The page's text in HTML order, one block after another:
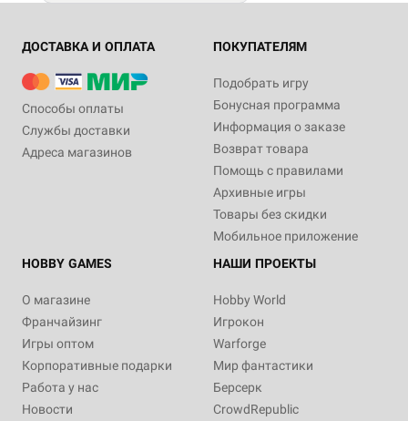
ДОСТАВКА И ОПЛАТА
Способы оплаты
Службы доставки
Адреса магазинов
ПОКУПАТЕЛЯМ
Подобрать игру
Бонусная программа
Информация о заказе
Возврат товара
Помощь с правилами
Архивные игры
Товары без скидки
Мобильное приложение
HOBBY GAMES
О магазине
Франчайзинг
Игры оптом
Корпоративные подарки
Работа у нас
Новости
НАШИ ПРОЕКТЫ
Hobby World
Игрокон
Warforge
Мир фантастики
Берсерк
CrowdRepublic